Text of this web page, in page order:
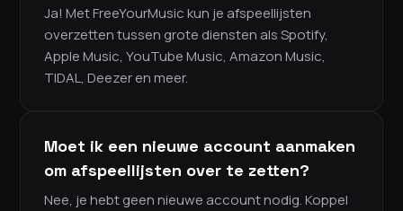
Ja! Met FreeYourMusic kun je afspeellijsten
overzetten tussen grote diensten als Spotify,
Apple Music, YouTube Music, Amazon Music,
TIDAL, Deezer en meer.
Moet ik een nieuwe account aanmaken
om afspeellijsten over te zetten?
Nee, je hebt geen nieuwe account nodig. Koppel